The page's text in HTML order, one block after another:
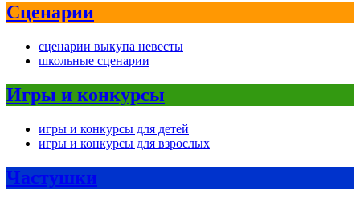
Сценарии
сценарии выкупа невесты
школьные сценарии
Игры и конкурсы
игры и конкурсы для детей
игры и конкурсы для взрослых
Частушки